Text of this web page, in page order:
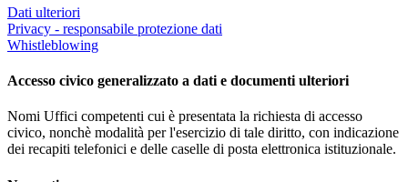
Dati ulteriori
Privacy - responsabile protezione dati
Whistleblowing
Accesso civico generalizzato a dati e documenti ulteriori
Nomi Uffici competenti cui è presentata la richiesta di accesso
civico, nonchè modalità per l'esercizio di tale diritto, con indicazione
dei recapiti telefonici e delle caselle di posta elettronica istituzionale.